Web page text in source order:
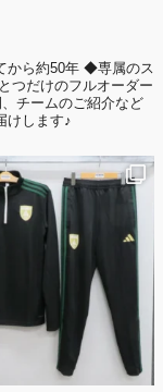
なった」と感じた保
した」と価値を実感
てよい」と回答。チ
から約50年 ◆専属のス
つだけのフルオーダー
チームのご紹介など
けします♪